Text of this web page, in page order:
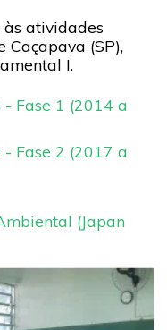
às atividades
Caçapava (SP),
I.
Fase 1 (2014 a
Fase 2 (2017 a
(Japan